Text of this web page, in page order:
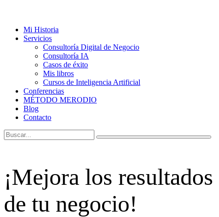
Mi Historia
Servicios
Consultoría Digital de Negocio
Consultoría IA
Casos de éxito
Mis libros
Cursos de Inteligencia Artificial
Conferencias
MÉTODO MERODIO
Blog
Contacto
¡Mejora los resultados
de tu negocio!